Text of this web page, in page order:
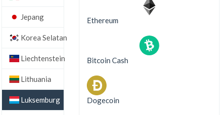
Jepang
Korea Selatan
Liechtenstein
Lithuania
Luksemburg
Ethereum
Bitcoin Cash
Dogecoin